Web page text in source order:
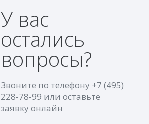
У вас
остались
вопросы?
Звоните по телефону +7 (495)
228-78-99 или оставьте
заявку онлайн